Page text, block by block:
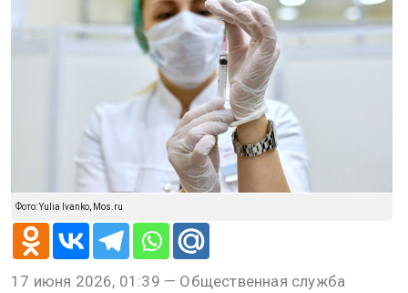
Фото: Yulia Ivanko, Mos.ru
17 июня 2026, 01:39 — Общественная служба